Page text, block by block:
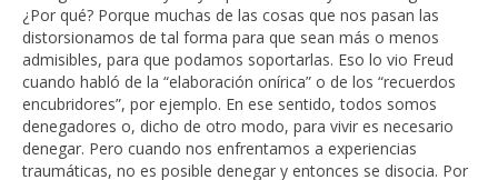
¿Por qué? Porque muchas de las cosas que nos pasan las
distorsionamos de tal forma para que sean más o menos
admisibles, para que podamos soportarlas. Eso lo vio Freud
cuando habló de la “elaboración onírica” o de los “recuerdos
encubridores”, por ejemplo. En ese sentido, todos somos
denegadores o, dicho de otro modo, para vivir es necesario
denegar. Pero cuando nos enfrentamos a experiencias
traumáticas, no es posible denegar y entonces se disocia. Por